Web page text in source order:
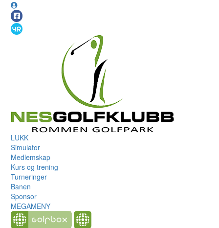
LUKK
Simulator
Medlemskap
Kurs og trening
Turneringer
Banen
Sponsor
MEGAMENY